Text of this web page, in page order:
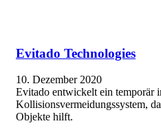
Evitado Technologies
10. Dezember 2020
Evitado entwickelt ein temporär
Kollisionsvermeidungssystem,
Objekte hilft.